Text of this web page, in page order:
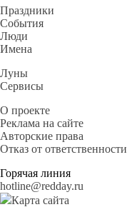
Праздники
События
Люди
Имена
Луны
Сервисы
О проекте
Реклама на сайте
Авторские права
Отказ от ответственности
Горячая линия
hotline@redday.ru
Карта сайта